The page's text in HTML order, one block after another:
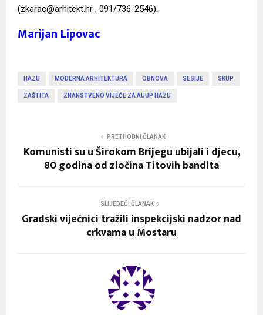
(zkarac@arhitekt.hr , 091/736-2546).
Marijan Lipovac
HAZU MODERNA ARHITEKTURA OBNOVA SESIJE SKUP
ZAŠTITA ZNANSTVENO VIJEĆE ZA AUUP HAZU
PRETHODNI ČLANAK
Komunisti su u Širokom Brijegu ubijali i djecu,
80 godina od zločina Titovih bandita
SLIJEDEĆI ČLANAK
Gradski vijećnici tražili inspekcijski nadzor nad
crkvama u Mostaru